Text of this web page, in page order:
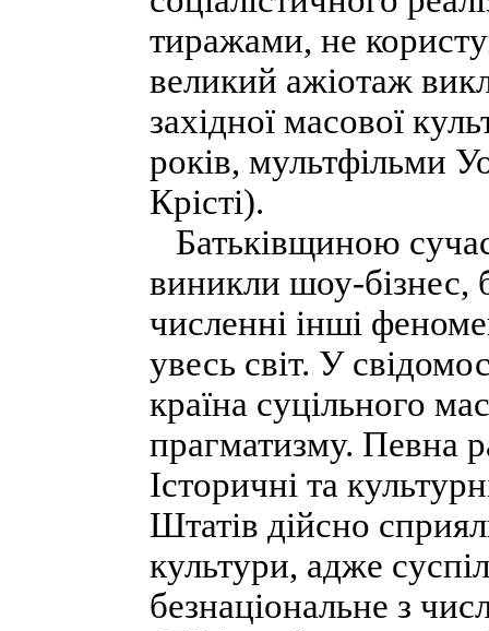
тиражами, не
великий ажіотаж
західної масової
років, мультфільми
Крісті).
Батьківщиною
виникли шоу-бізнес,
численні інші
увесь світ. У
країна суцільного
прагматизму. Певна
Історичні та
Штатів дійсно
культури, адже
безнаціональне з